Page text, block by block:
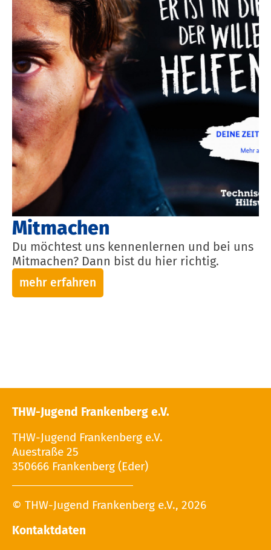
Mitmachen
Du möchtest uns kennenlernen und bei uns
Mitmachen? Dann bist du hier richtig.
mehr erfahren
THW-Jugend Frankenberg e.V.
THW-Jugend Frankenberg e.V.
Auestraße 25
350666 Frankenberg (Eder)
© THW-Jugend Frankenberg e.V., 2026
Kontaktdaten